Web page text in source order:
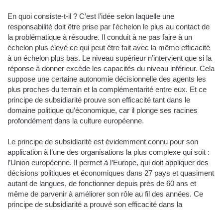
En quoi consiste-t-il ? C’est l’idée selon laquelle une
responsabilité doit être prise par l'échelon le plus au contact de
la problématique à résoudre. Il conduit à ne pas faire à un
échelon plus élevé ce qui peut être fait avec la même efficacité
à un échelon plus bas. Le niveau supérieur n’intervient que si la
réponse à donner excède les capacités du niveau inférieur. Cela
suppose une certaine autonomie décisionnelle des agents les
plus proches du terrain et la complémentarité entre eux. Et ce
principe de subsidiarité prouve son efficacité tant dans le
domaine politique qu’économique, car il plonge ses racines
profondément dans la culture européenne.
Le principe de subsidiarité est évidemment connu pour son
application à l’une des organisations la plus complexe qui soit :
l’Union européenne. Il permet à l’Europe, qui doit appliquer des
décisions politiques et économiques dans 27 pays et quasiment
autant de langues, de fonctionner depuis près de 60 ans et
même de parvenir à améliorer son rôle au fil des années. Ce
principe de subsidiarité a prouvé son efficacité dans la